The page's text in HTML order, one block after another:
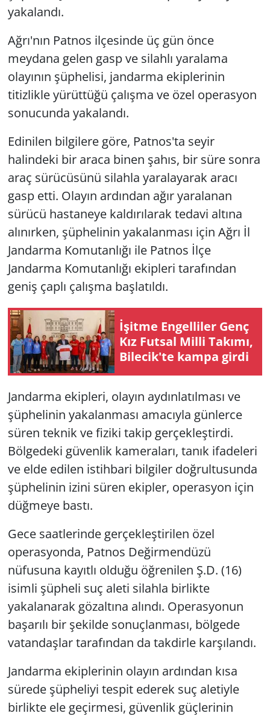
yakalandı.
Ağrı'nın Patnos ilçesinde üç gün önce
meydana gelen gasp ve silahlı yaralama
olayının şüphelisi, jandarma ekiplerinin
titizlikle yürüttüğü çalışma ve özel operasyon
sonucunda yakalandı.
Edinilen bilgilere göre, Patnos'ta seyir
halindeki bir araca binen şahıs, bir süre sonra
araç sürücüsünü silahla yaralayarak aracı
gasp etti. Olayın ardından ağır yaralanan
sürücü hastaneye kaldırılarak tedavi altına
alınırken, şüphelinin yakalanması için Ağrı İl
Jandarma Komutanlığı ile Patnos İlçe
Jandarma Komutanlığı ekipleri tarafından
geniş çaplı çalışma başlatıldı.
İşitme Engelliler Genç
Kız Futsal Milli Takımı,
Bilecik'te kampa girdi
Jandarma ekipleri, olayın aydınlatılması ve
şüphelinin yakalanması amacıyla günlerce
süren teknik ve fiziki takip gerçekleştirdi.
Bölgedeki güvenlik kameraları, tanık ifadeleri
ve elde edilen istihbari bilgiler doğrultusunda
şüphelinin izini süren ekipler, operasyon için
düğmeye bastı.
Gece saatlerinde gerçekleştirilen özel
operasyonda, Patnos Değirmendüzü
nüfusuna kayıtlı olduğu öğrenilen Ş.D. (16)
isimli şüpheli suç aleti silahla birlikte
yakalanarak gözaltına alındı. Operasyonun
başarılı bir şekilde sonuçlanması, bölgede
vatandaşlar tarafından da takdirle karşılandı.
Jandarma ekiplerinin olayın ardından kısa
sürede şüpheliyi tespit ederek suç aletiyle
birlikte ele geçirmesi, güvenlik güçlerinin